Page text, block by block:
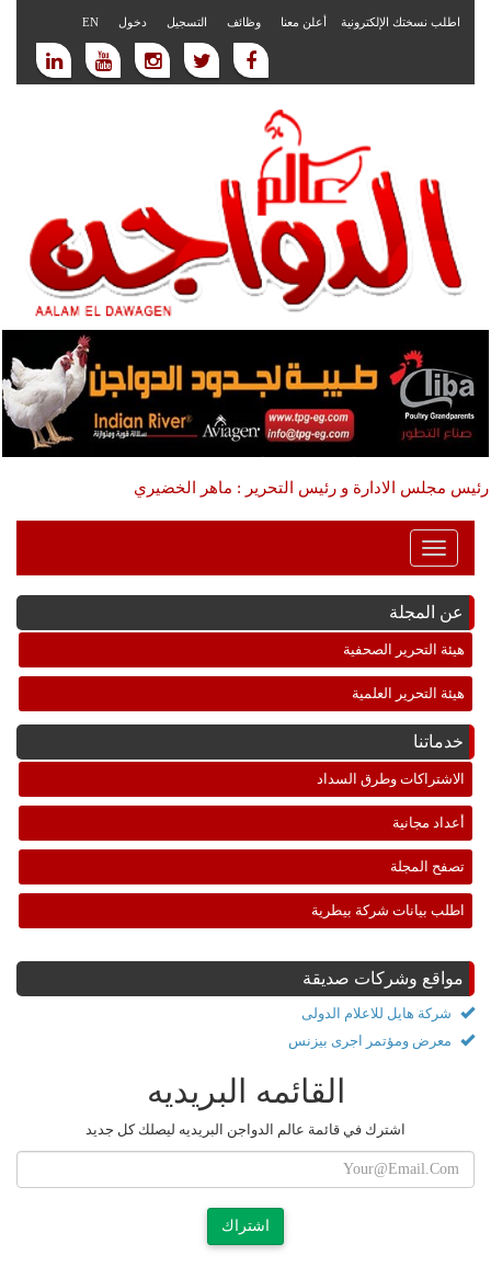
اطلب نسختك الإلكترونية أعلن معنا وظائف التسجيل دخول EN
رئيس مجلس الادارة و رئيس التحرير : ماهر الخضيري
Toggle
Navigation
عن المجلة
هيئة التحرير الصحفية
هيئة التحرير العلمية
خدماتنا
الاشتراكات وطرق السداد
أعداد مجانية
تصفح المجلة
اطلب بيانات شركة بيطرية
مواقع وشركات صديقة
شركة هايل للاعلام الدولى
معرض ومؤتمر اجرى بيزنس
القائمه البريديه
اشترك في قائمة عالم الدواجن البريديه ليصلك كل جديد
اشتراك